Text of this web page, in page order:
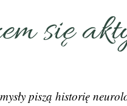
się
piszą historię